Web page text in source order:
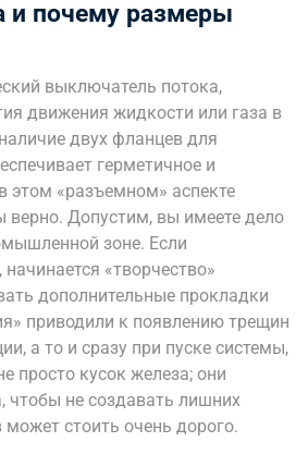
и почему размеры
выключатель потока,
движения жидкости или газа в
двух фланцев для
герметичное и
этом «разъемном» аспекте
верно. Допустим, вы имеете дело
зоне. Если
«творчество»
дополнительные прокладки
приводили к появлению трещин
а то и сразу при пуске системы,
просто кусок железа; они
чтобы не создавать лишних
стоить очень дорого.